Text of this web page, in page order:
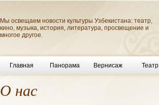
Мы освещаем новости культуры Узбекистана: театр,
кино, музыка, история, литература, просвещение и
многое другое.
Главная Панорама Вернисаж Театр
О нас